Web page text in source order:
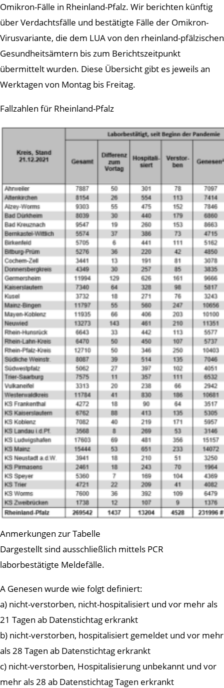
Omikron-Fälle in Rheinland-Pfalz. Wir berichten künftig
über Verdachtsfälle und bestätigte Fälle der Omikron-
Virusvariante, die dem LUA von den rheinland-pfälzischen
Gesundheitsämtern bis zum Berichtszeitpunkt
übermittelt wurden. Diese Übersicht gibt es jeweils an
Werktagen von Montag bis Freitag.
Fallzahlen für Rheinland-Pfalz
Anmerkungen zur Tabelle
Dargestellt sind ausschließlich mittels PCR
laborbestätigte Meldefälle.
A Genesen wurde wie folgt definiert:
a) nicht-verstorben, nicht-hospitalisiert und vor mehr als
21 Tagen ab Datenstichtag erkrankt
b) nicht-verstorben, hospitalisiert gemeldet und vor mehr
als 28 Tagen ab Datenstichtag erkrankt
c) nicht-verstorben, Hospitalisierung unbekannt und vor
mehr als 28 ab Datenstichtag Tagen erkrankt